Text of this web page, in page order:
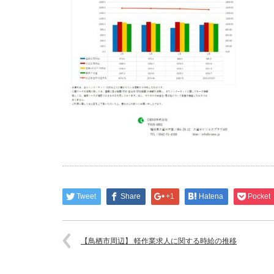
Tweet Share +1 Hatena Pocket
【鳥栖市周辺】 軽作業求人に関する時給の推移